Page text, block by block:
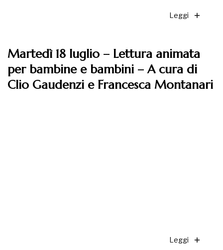
Leggi
Martedì 18 luglio – Lettura animata
per bambine e bambini – A cura di
Clio Gaudenzi e Francesca Montanari
Leggi